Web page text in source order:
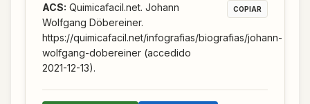
ACS: Quimicafacil.net. Johann
Wolfgang Döbereiner.
https://quimicafacil.net/infografias/biografias/johann-
wolfgang-dobereiner (accedido
2021-12-13).
COPIAR